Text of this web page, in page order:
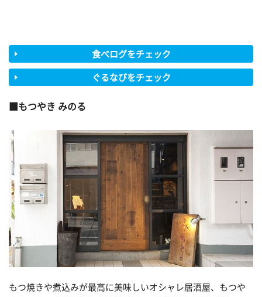
食べログをチェック
ぐるなびをチェック
もつやき みのる
もつ焼きや煮込みが最高に美味しいオシャレ居酒屋、もつや